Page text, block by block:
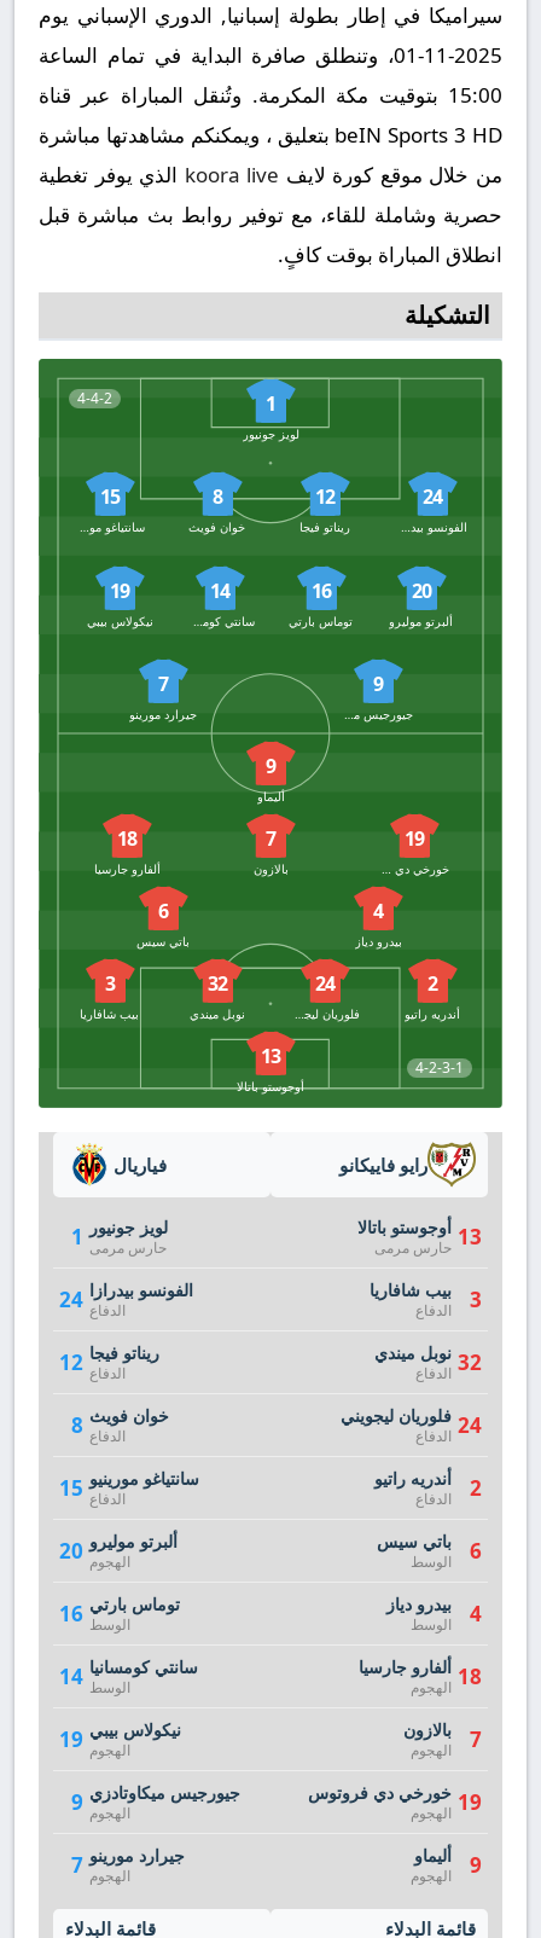
سيراميكا في إطار بطولة إسبانيا, الدوري الإسباني يوم
2025-11-01، وتنطلق صافرة البداية في تمام الساعة
15:00 بتوقيت مكة المكرمة. وتُنقل المباراة عبر قناة
beIN Sports 3 HD بتعليق ، ويمكنكم مشاهدتها مباشرة
من خلال موقع كورة لايف koora live الذي يوفر تغطية
حصرية وشاملة للقاء، مع توفير روابط بث مباشرة قبل
انطلاق المباراة بوقت كافٍ.
التشكيلة
4-4-2 1
لويز جونيور
24
الفونسو بيدرازا
12
ريناتو فيجا
8
خوان فويث
15
سانتياغو مورينيو
20
ألبرتو موليرو
16
توماس بارتي
14
19
نيكولاس بيبي
9
جيورجيس ميكاوتادزي
7
جيرارد مورينو
4-2-3-1
9
أليماو
19
خورخي دي فروتوس
7
بالازون
18
ألفارو جارسيا
4
بيدرو دياز
6
باتي سيس
2
أندريه راتيو
24
فلوريان ليجويني
32
نوبل ميندي
3
بيب شافاريا
13
أوجوستو باتالا
فياريال
1 لويز جونيور
حارس مرمى
24 الفونسو بيدرازا
الدفاع
12 ريناتو فيجا
الدفاع
8 خوان فويث
الدفاع
15 سانتياغو مورينيو
الدفاع
20 ألبرتو موليرو
الهجوم
16 توماس بارتي
الوسط
14 سانتي كومسانيا
الوسط
19 نيكولاس بيبي
الهجوم
9 جيورجيس ميكاوتادزي
الهجوم
7 جيرارد مورينو
الهجوم
قائمة البدلاء
رايو فاييكانو
13 أوجوستو باتالا
حارس مرمى
3 بيب شافاريا
الدفاع
32 نوبل ميندي
الدفاع
24 فلوريان ليجويني
الدفاع
2 أندريه راتيو
الدفاع
6 باتي سيس
الوسط
4 بيدرو دياز
الوسط
18 ألفارو جارسيا
الهجوم
7 بالازون
الهجوم
19 خورخي دي فروتوس
الهجوم
9 أليماو
الهجوم
قائمة البدلاء